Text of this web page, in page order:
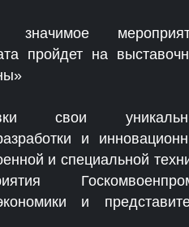
пройдет на
свои
и
и специальной
и